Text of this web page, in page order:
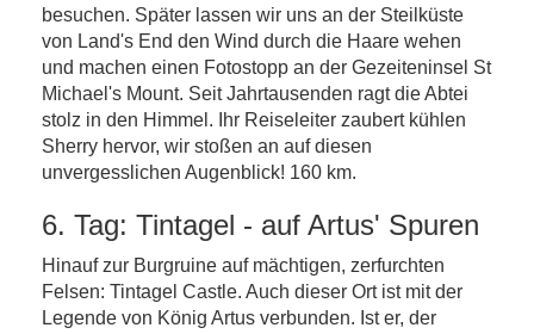
besuchen. Später lassen wir uns an der Steilküste
von Land's End den Wind durch die Haare wehen
und machen einen Fotostopp an der Gezeiteninsel St
Michael's Mount. Seit Jahrtausenden ragt die Abtei
stolz in den Himmel. Ihr Reiseleiter zaubert kühlen
Sherry hervor, wir stoßen an auf diesen
unvergesslichen Augenblick! 160 km.
6. Tag: Tintagel - auf Artus' Spuren
Hinauf zur Burgruine auf mächtigen, zerfurchten
Felsen: Tintagel Castle. Auch dieser Ort ist mit der
Legende von König Artus verbunden. Ist er, der